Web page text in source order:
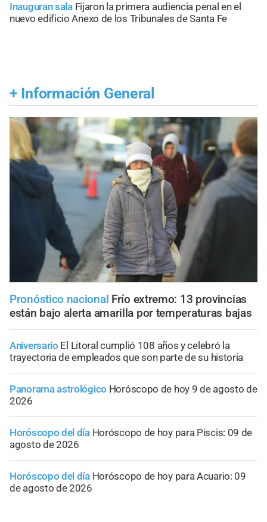
Inauguran sala Fijaron la primera audiencia penal en el
nuevo edificio Anexo de los Tribunales de Santa Fe
+ Información General
Pronóstico nacional Frío extremo: 13 provincias
están bajo alerta amarilla por temperaturas bajas
Aniversario El Litoral cumplió 108 años y celebró la
trayectoria de empleados que son parte de su historia
Panorama astrológico Horóscopo de hoy 9 de agosto de
2026
Horóscopo del día Horóscopo de hoy para Piscis: 09 de
agosto de 2026
Horóscopo del día Horóscopo de hoy para Acuario: 09
de agosto de 2026